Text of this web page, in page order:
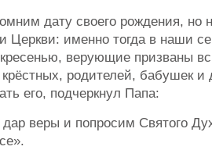
дату своего рождения, но
Церкви: именно тогда в наши
верующие призваны
родителей, бабушек
его, подчеркнул Папа:
дар веры и попросим Святого